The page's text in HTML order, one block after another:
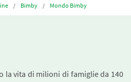
Bimby Mondo Bimby
vita di milioni di famiglie da 140